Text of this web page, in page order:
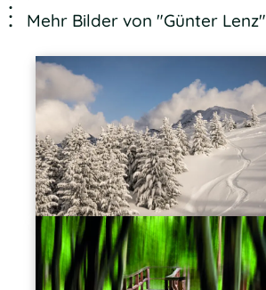
Mehr Bilder von "Günter Lenz"